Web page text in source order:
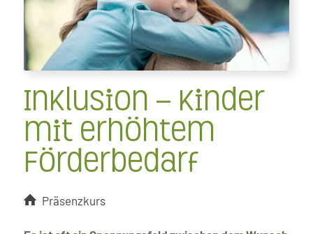
Inklusion – Kinder
mit erhöhtem
Förderbedarf
Präsenzkurs